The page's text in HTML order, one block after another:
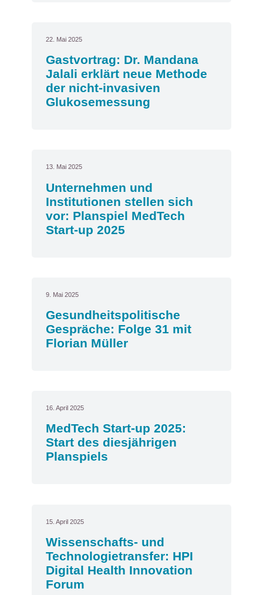
22. Mai 2025
Gastvortrag: Dr. Mandana
Jalali erklärt neue Methode
der nicht-invasiven
Glukosemessung
13. Mai 2025
Unternehmen und
Institutionen stellen sich
vor: Planspiel MedTech
Start-up 2025
9. Mai 2025
Gesundheitspolitische
Gespräche: Folge 31 mit
Florian Müller
16. April 2025
MedTech Start-up 2025:
Start des diesjährigen
Planspiels
15. April 2025
Wissenschafts- und
Technologietransfer: HPI
Digital Health Innovation
Forum